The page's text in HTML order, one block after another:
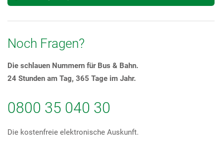
Noch Fragen?
Die schlauen Nummern für Bus & Bahn.
24 Stunden am Tag, 365 Tage im Jahr.
0800 35 040 30
Die kostenfreie elektronische Auskunft.